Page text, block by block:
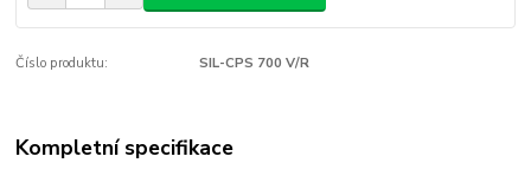
Číslo produktu: SIL-CPS 700 V/R
Kompletní specifikace